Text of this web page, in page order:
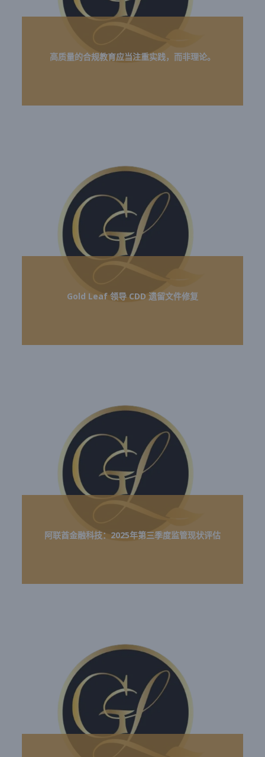
高质量的合规教育应当注重实践，而非理论。
Gold Leaf 领导 CDD 遗留文件修复
阿联酋金融科技：2025年第三季度监管现状评估